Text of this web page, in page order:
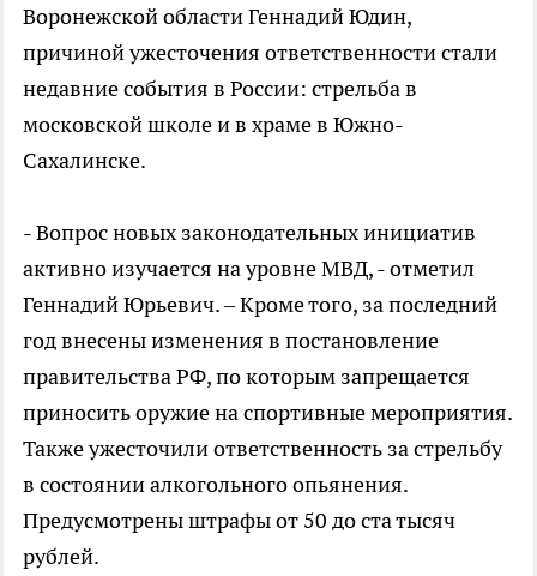
Воронежской области Геннадий Юдин,
причиной ужесточения ответственности стали
недавние события в России: стрельба в
московской школе и в храме в Южно-
Сахалинске.
- Вопрос новых законодательных инициатив
активно изучается на уровне МВД, - отметил
Геннадий Юрьевич. – Кроме того, за последний
год внесены изменения в постановление
правительства РФ, по которым запрещается
приносить оружие на спортивные мероприятия.
Также ужесточили ответственность за стрельбу
в состоянии алкогольного опьянения.
Предусмотрены штрафы от 50 до ста тысяч
рублей.